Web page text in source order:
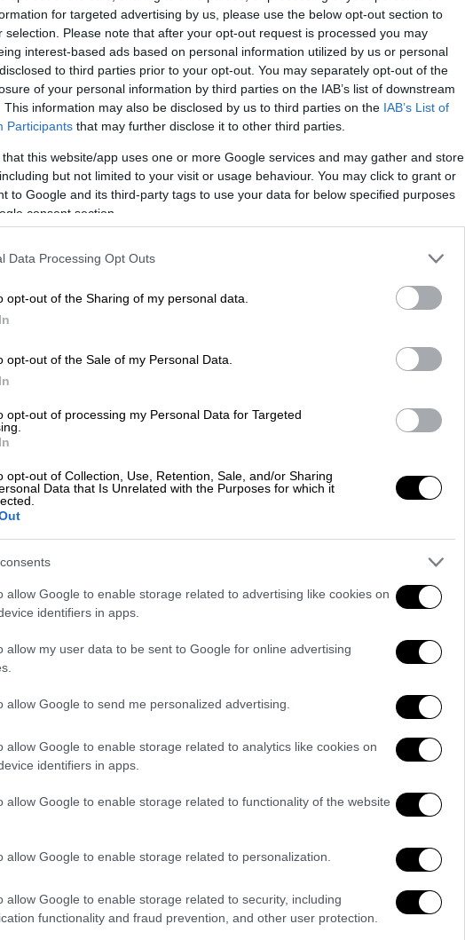
for targeted advertising by us, please use the below opt-out section to
selection. Please note that after your opt-out request is processed you may
interest-based ads based on personal information utilized by us or personal
to third parties prior to your opt-out. You may separately opt-out of the
of your personal information by third parties on the IAB’s list of downstream
This information may also be disclosed by us to third parties on the IAB’s List of
Participants that may further disclose it to other third parties.
that this website/app uses one or more Google services and may gather and store
but not limited to your visit or usage behaviour. You may click to grant or
to Google and its third-party tags to use your data for below specified purposes
consent section.
Data Processing Opt Outs
opt-out of the Sharing of my personal data.
opt-out of the Sale of my Personal Data.
opt-out of processing my Personal Data for Targeted
opt-out of Collection, Use, Retention, Sale, and/or Sharing
Data that Is Unrelated with the Purposes for which it
allow Google to enable storage related to advertising like cookies on
identifiers in apps.
allow my user data to be sent to Google for online advertising
allow Google to send me personalized advertising.
allow Google to enable storage related to analytics like cookies on
identifiers in apps.
allow Google to enable storage related to functionality of the website
allow Google to enable storage related to personalization.
allow Google to enable storage related to security, including
functionality and fraud prevention, and other user protection.
το ΕΘΝΟΣ στη Google
πλέον οΝόβακ Τζόκοβοτς
της χώρας
απέλασήτου από τη χώρα. Παρόλο που
(νούμερο 1 στο ταμπλό) μπήκε στην
, ο Σέρβος πολύ δύσκολα θα διεκδικήσει
στην έφεση που πιθανότατα θα
(ώρα Ελλάδος) ότι έφτασε
που του δίνει το Σύνταγμα της χώρας και
αφού πρώτα
δημοσίουσυμφέροντος.
με το άρθρο 133Γ παράγραφος 3 του
τη βίζα που κατείχε ο κ. Νόβακ
τάξης, με βάσει το δημόσιο συμφέρον.
Ομοσπονδιακού Περιφερειακού και
2022, ακυρώνοντας μια
δικαιοσύνης.
visa has been cancelled for a
his personal power on "health and
it was in the public interest to do